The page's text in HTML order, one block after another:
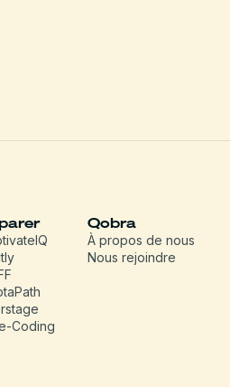
Coding
Qobra
À propos de nous
Nous rejoindre